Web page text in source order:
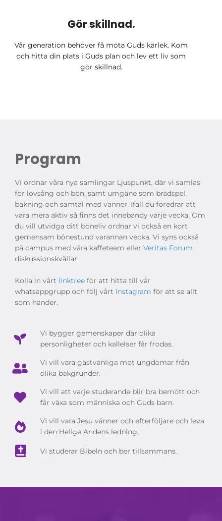
Gör skillnad.
Vår generation behöver få möta Guds kärlek. Kom
och hitta din plats i Guds plan och lev ett liv som
gör skillnad.
Program
Vi ordnar våra nya samlingar Ljuspunkt, där vi samlas
för lovsång och bön, samt umgäne som brädspel,
bakning och samtal med vänner. Ifall du föredrar att
vara mera aktiv så finns det innebandy varje vecka. Om
du vill utvidga ditt böneliv ordnar vi också en kort
gemensam bönestund varannan vecka. Vi syns också
på campus med våra kaffeteam eller Veritas Forum
diskussionskvällar.
Kolla in vårt linktree för att hitta till vår
whatsappgrupp och följ vårt Instagram för att se allt
som händer.
Vi bygger gemenskaper där olika
personligheter och kallelser får frodas.
Vi vill vara gästvänliga mot ungdomar från
olika bakgrunder.
Vi vill att varje studerande blir bra bemött och
får växa som människa och Guds barn.
Vi vill vara Jesu vänner och efterföljare och leva
i den Helige Andens ledning.
Vi studerar Bibeln och ber tillsammans.